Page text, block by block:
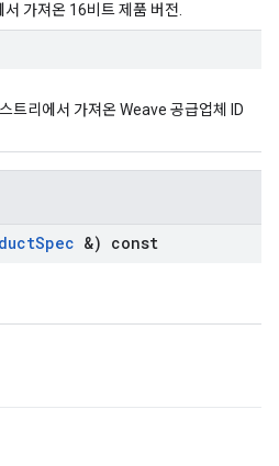
가져온 16비트 제품 버전.
트리에서 가져온 Weave 공급업체 ID
Spec &) const